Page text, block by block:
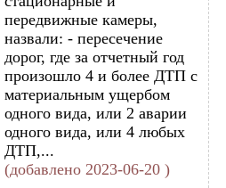
передвижные камеры,
назвали: - пересечение
дорог, где за отчетный год
произошло 4 и более ДТП с
материальным ущербом
одного вида, или 2 аварии
одного вида, или 4 любых
ДТП,...
(добавлено 2023-06-20 )